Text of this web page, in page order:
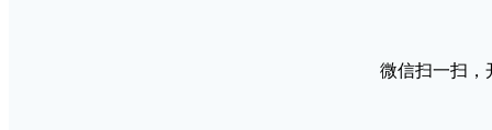
微信扫一扫，